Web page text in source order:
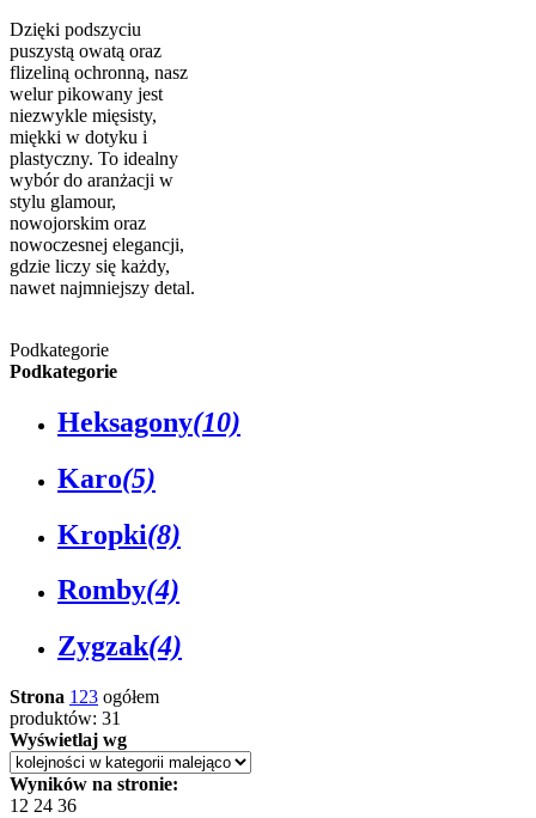
Dzięki podszyciu
puszystą owatą oraz
flizeliną ochronną, nasz
welur pikowany jest
niezwykle mięsisty,
miękki w dotyku i
plastyczny. To idealny
wybór do aranżacji w
stylu glamour,
nowojorskim oraz
nowoczesnej elegancji,
gdzie liczy się każdy,
nawet najmniejszy detal.
Podkategorie
Podkategorie
Heksagony(10)
Karo(5)
Kropki(8)
Romby(4)
Zygzak(4)
Strona 1 23 ogółem
produktów: 31
Wyświetlaj wg
Wyników na stronie:
12 24 36